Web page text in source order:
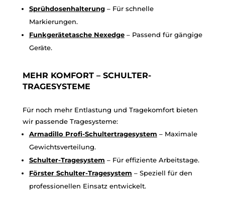
Sprühdosenhalterung– Für schnelle
Markierungen.
FunkgerätetascheNexedge– Passend für gängige
Geräte.
MEHR KOMFORT – SCHULTER-
TRAGESYSTEME
Für noch mehr Entlastung und Tragekomfort bieten
wir passende Tragesysteme:
Armadillo Profi-Schultertragesystem – Maximale
Gewichtsverteilung.
Schulter-Tragesystem – Für effiziente Arbeitstage.
FörsterSchulter-Tragesystem – Speziell für den
professionellen Einsatz entwickelt.